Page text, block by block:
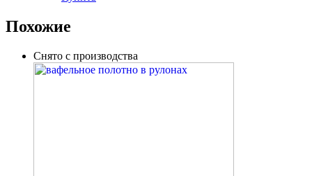
Похожие
Снято с производства